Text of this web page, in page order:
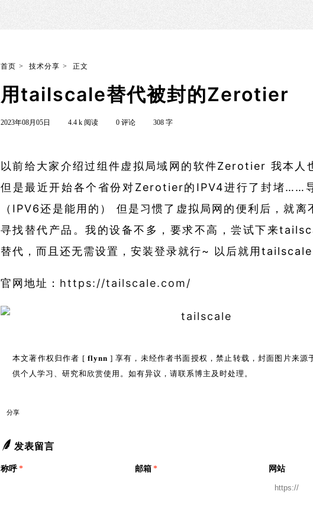
首页 > 技术分享 > 正文
用tailscale替代被封的Zerotier
2023年08月05日 4.4 k 阅读 0 评论 308 字
以前给大家介绍过组件虚拟局域网的软件Zerotier 我本人
但是最近开始各个省份对Zerotier的IPV4进行了封堵……
（IPV6还是能用的） 但是习惯了虚拟局网的便利后，就离
寻找替代产品。我的设备不多，要求不高，尝试下来
替代，而且还无需设置，安装登录就行~ 以后就用
官网地址： https://tailscale.com/
本文著作权归作者 [ flynn ] 享有，未经作者书面授权，禁止转载，封面图片来源
供个人学习、研究和欣赏使用。如有异议，请联系博主及时处理。
分享
发表留言
称呼 * 邮箱 * 网站